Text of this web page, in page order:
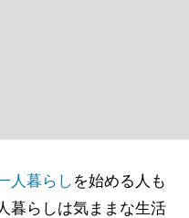
人暮らし を始める人も
暮らしは気ままな生活